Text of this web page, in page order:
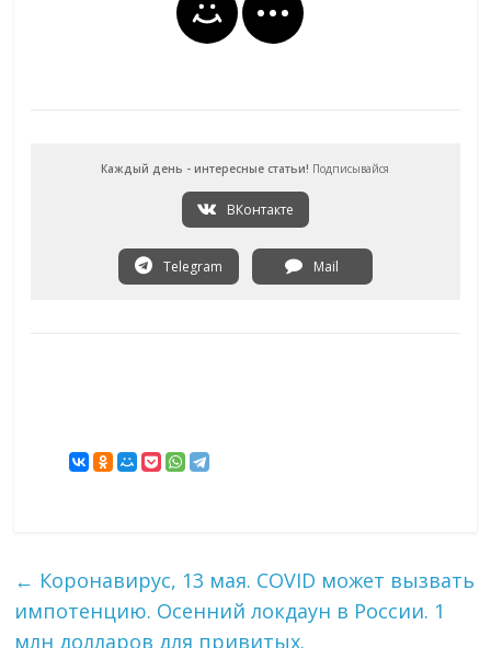
Каждый день - интересные статьи! Подписывайся
ВКонтакте
Telegram Mail
← Коронавирус, 13 мая. COVID может вызвать
импотенцию. Осенний локдаун в России. 1
млн долларов для привитых.